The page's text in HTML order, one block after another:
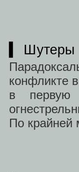
▍ Шутеры
конфликте
в первую
По крайней